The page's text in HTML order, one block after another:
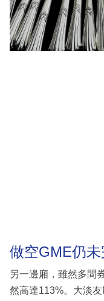
做空GME仍未
另一邊廂，雖然多間
然高達113%。大淡